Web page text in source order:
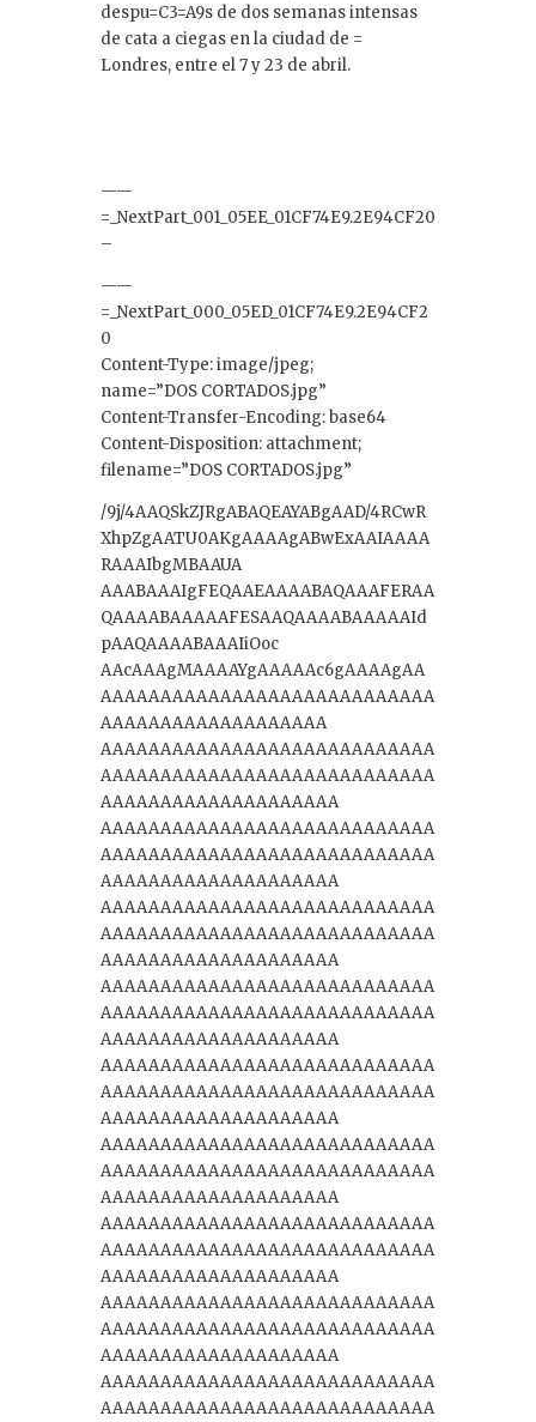
despu=C3=A9s de dos semanas intensas
de cata a ciegas en la ciudad de =
Londres, entre el 7 y 23 de abril.
——
=_NextPart_001_05EE_01CF74E9.2E94CF20
–
——
=_NextPart_000_05ED_01CF74E9.2E94CF2
0
Content-Type: image/jpeg;
name=”DOS CORTADOS.jpg”
Content-Transfer-Encoding: base64
Content-Disposition: attachment;
filename=”DOS CORTADOS.jpg”
/9j/4AAQSkZJRgABAQEAYABgAAD/4RCwR
XhpZgAATU0AKgAAAAgABwExAAIAAAA
RAAAIbgMBAAUA
AAABAAAIgFEQAAEAAAABAQAAAFERAA
QAAAABAAAAAFESAAQAAAABAAAAAId
pAAQAAAABAAAIiOoc
AAcAAAgMAAAAYgAAAAAc6gAAAAgAA
AAAAAAAAAAAAAAAAAAAAAAAAAAAA
AAAAAAAAAAAAAAAAAAA
AAAAAAAAAAAAAAAAAAAAAAAAAAAA
AAAAAAAAAAAAAAAAAAAAAAAAAAAA
AAAAAAAAAAAAAAAAAAAA
AAAAAAAAAAAAAAAAAAAAAAAAAAAA
AAAAAAAAAAAAAAAAAAAAAAAAAAAA
AAAAAAAAAAAAAAAAAAAA
AAAAAAAAAAAAAAAAAAAAAAAAAAAA
AAAAAAAAAAAAAAAAAAAAAAAAAAAA
AAAAAAAAAAAAAAAAAAAA
AAAAAAAAAAAAAAAAAAAAAAAAAAAA
AAAAAAAAAAAAAAAAAAAAAAAAAAAA
AAAAAAAAAAAAAAAAAAAA
AAAAAAAAAAAAAAAAAAAAAAAAAAAA
AAAAAAAAAAAAAAAAAAAAAAAAAAAA
AAAAAAAAAAAAAAAAAAAA
AAAAAAAAAAAAAAAAAAAAAAAAAAAA
AAAAAAAAAAAAAAAAAAAAAAAAAAAA
AAAAAAAAAAAAAAAAAAAA
AAAAAAAAAAAAAAAAAAAAAAAAAAAA
AAAAAAAAAAAAAAAAAAAAAAAAAAAA
AAAAAAAAAAAAAAAAAAAA
AAAAAAAAAAAAAAAAAAAAAAAAAAAA
AAAAAAAAAAAAAAAAAAAAAAAAAAAA
AAAAAAAAAAAAAAAAAAAA
AAAAAAAAAAAAAAAAAAAAAAAAAAAA
AAAAAAAAAAAAAAAAAAAAAAAAAAAA